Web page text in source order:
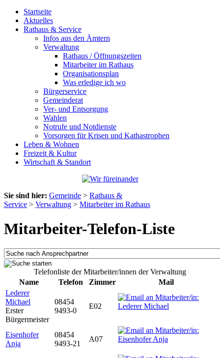
Startseite
Aktuelles
Rathaus & Service
Infos aus den Ämtern
Verwaltung
Rathaus / Öffnungszeiten
Mitarbeiter im Rathaus
Organisationsplan
Was erledige ich wo
Bürgerservice
Gemeinderat
Ver- und Entsorgung
Wahlen
Notrufe und Notdienste
Vorsorgen für Krisen und Kathastrophen
Leben & Wohnen
Freizeit & Kultur
Wirtschaft & Standort
Sie sind hier: Gemeinde > Rathaus &
Service > Verwaltung > Mitarbeiter im Rathaus
Mitarbeiter-Telefon-Liste
Telefonliste der Mitarbeiter/innen der Verwaltung
Name
Telefon Zimmer
Mail
Lederer
Michael
Erster
Bürgermeister
08454
9493-0
E02
Eisenhofer
Anja
08454
9493-21
A07